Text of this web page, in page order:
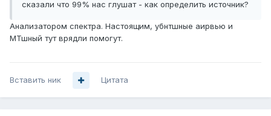
сказали что 99% нас глушат - как определить источник?
Анализатором спектра. Настоящим, убнтшные аирвью и
МТшный тут врядли помогут.
Вставить ник Цитата